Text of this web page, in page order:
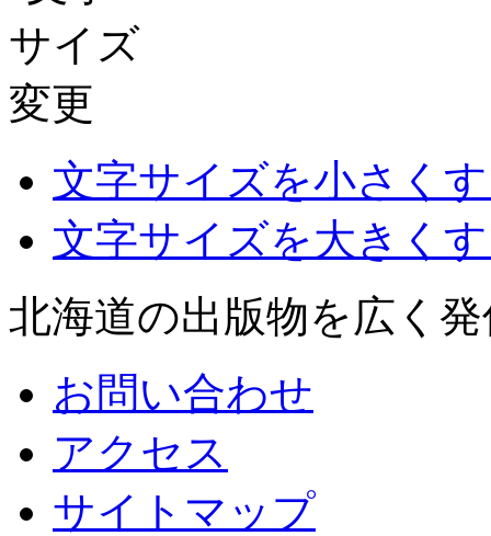
文字サイズを小さく
文字サイズを大きく
北海道の出版物を広く
お問い合わせ
アクセス
サイトマップ